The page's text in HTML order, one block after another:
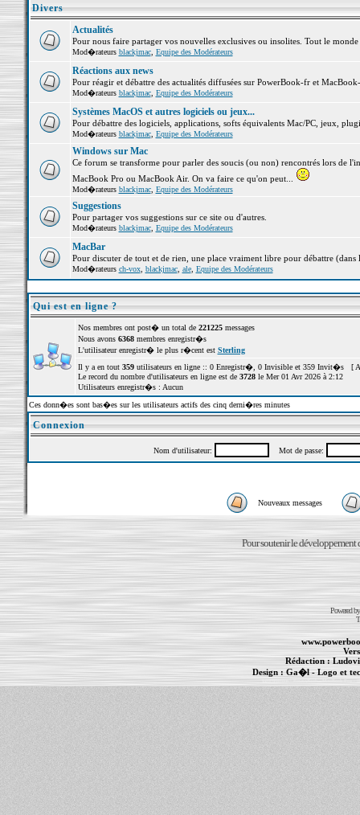
Divers
Actualités
Pour nous faire partager vos nouvelles exclusives ou insolites. Tout le
Mod�rateurs blackjmac, Equipe des Modérateurs
Réactions aux news
Pour réagir et débattre des actualités diffusées sur PowerBook-fr et
Mod�rateurs blackjmac, Equipe des Modérateurs
Systèmes MacOS et autres logiciels ou jeux...
Pour débattre des logiciels, applications, softs équivalents Mac/PC, jeux,
Mod�rateurs blackjmac, Equipe des Modérateurs
Windows sur Mac
Ce forum se transforme pour parler des soucis (ou non) rencontrés lors de
MacBook Pro ou MacBook Air. On va faire ce qu'on peut...
Mod�rateurs blackjmac, Equipe des Modérateurs
Suggestions
Pour partager vos suggestions sur ce site ou d'autres.
Mod�rateurs blackjmac, Equipe des Modérateurs
MacBar
Pour discuter de tout et de rien, une place vraiment libre pour débattre (dans
Mod�rateurs ch-vox, blackjmac, ale, Equipe des Modérateurs
Qui est en ligne ?
Nos membres ont post� un total de 221225messages
Nous avons 6368membres enregistr�s
L'utilisateur enregistr� le plus r�cent est Sterling
Il y a en tout 359utilisateurs en ligne :: 0 Enregistr�, 0 Invisible et 359 Invit�s [
Le record du nombre d'utilisateurs en ligne est de 3728le Mer 01 Avr 2026 à 2:12
Utilisateurs enregistr�s : Aucun
Ces donn�es sont bas�es sur les utilisateurs actifs des cinq derni�res minutes
Connexion
Nom d'utilisateur: Mot de passe:
Nouveaux messages
Pour soutenir le développement
Powered
Rédaction :
Design : Ga�l- Logo et